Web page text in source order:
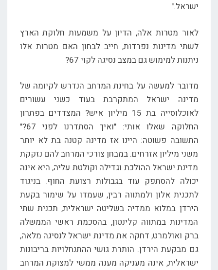
ישראל."
לאור מטרות אלה, הדיון על משמעות חלוקת הארץ
לשתי מדינות נפרדות, חייב לבחון האם מטרות אלו
ניתנות למימוש גם במצב נסיגה לקוי 67?
מדובר למעשה על בחינת המרחב הנדרש לקיומה של
מדינה ישראל המתקרבת בעוד כשני עשורים
לאוכלוסייה בת 15 מיליון איש? המצדדים בפתרון
החלוקה שאלו אותי: "ואיך הסתדרנו לפני 67?"
התשובה פשוטה: היינו אז מדינה קטנה בת לא יותר
משני מיליון אזרחים. במבחן צורכי המרחב להם נזקקת
מדינת ישראל ההולכת וגדילה וקולטת עליה, היא אינה
יכולה להסתפק עוד בגבולות רצועת החוף. בניגוד
לתכנית אלון ולמתווה רבין, שעמדו על שימור בקעת
הירדן במלוא ממדיה בשליטה ישראלית, תכנית שתי
המדינות במתווה קלינטון, בהסכמת ראשי הממשלה
ברק ואולמרט, דחקה את מדינת ישראל לנסיגה מלאה,
גם מבקעת הירדן. הותרת גושי ההתנחלויות בריבונות
ישראלית, אינה מעניקה מענה ממשי למצוקת המרחב